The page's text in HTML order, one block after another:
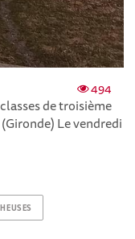
494
de troisième
Le vendredi